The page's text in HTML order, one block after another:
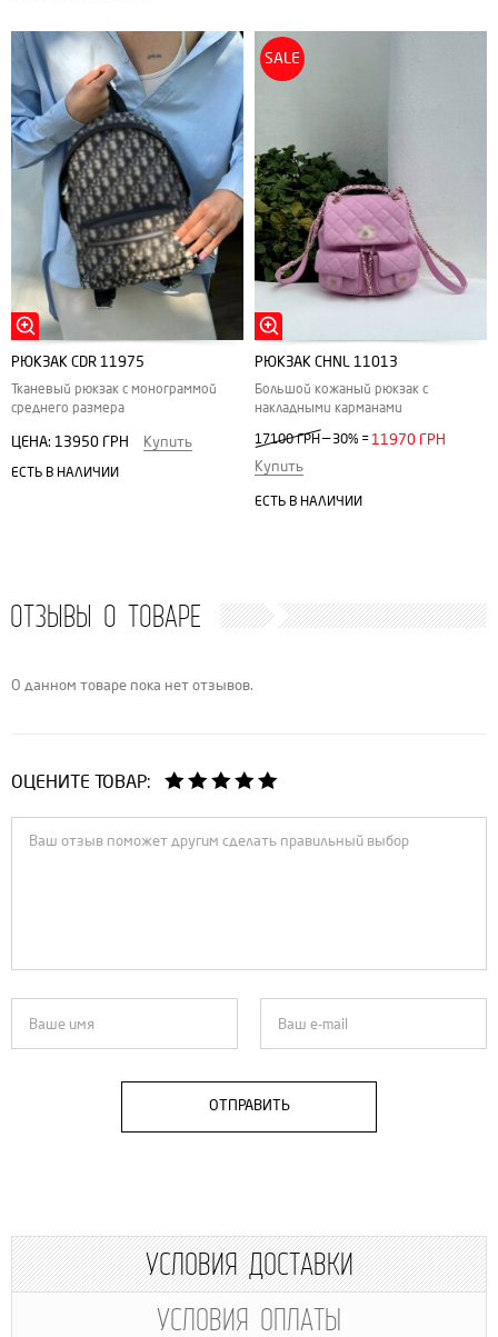
РЮКЗАК CDR 11975
Тканевый рюкзак с монограммой
среднего размера
ЦЕНА: 13950 ГРН Купить
ЕСТЬ В НАЛИЧИИ
SALE
РЮКЗАК CHNL 11013
Большой кожаный рюкзак с
накладными карманами
17100 ГРН — 30% = 11970 ГРН
Купить
ЕСТЬ В НАЛИЧИИ
ОТЗЫВЫ О ТОВАРЕ
О данном товаре пока нет отзывов.
ОЦЕНИТЕ ТОВАР:
ОТПРАВИТЬ
УСЛОВИЯ ДОСТАВКИ
УСЛОВИЯ ОПЛАТЫ